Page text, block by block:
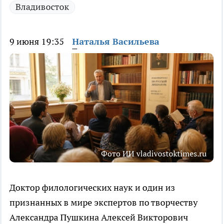
Владивосток
9 июня 19:35 Наталья Васильева
Фото ИИ vladivostoktimes.ru
Доктор филологических наук и один из
признанных в мире экспертов по творчеству
Александра Пушкина Алексей Викторович